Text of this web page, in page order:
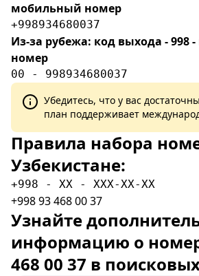
мобильный номер
+998934680037
Из-за рубежа: код выхода - 998
номер
00 - 998934680037
Убедитесь, что у вас
план поддерживает
Правила набора
Узбекистане:
+998 - XX - XXX-XX-XX
+998 93 468 00 37
Узнайте
информацию о
468 00 37 в